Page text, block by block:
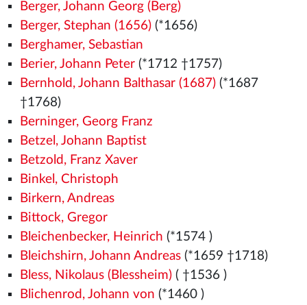
Berger, Johann Georg (Berg)
Berger, Stephan (1656)(*1656)
Berghamer, Sebastian
Berier, Johann Peter(*1712 †1757)
Bernhold, Johann Balthasar (1687)(*1687
†1768)
Berninger, Georg Franz
Betzel, Johann Baptist
Betzold, Franz Xaver
Binkel, Christoph
Birkern, Andreas
Bittock, Gregor
Bleichenbecker, Heinrich (*1574 )
Bleichshirn, Johann Andreas(*1659 †1718)
Bless, Nikolaus (Blessheim)( †1536 )
Blichenrod, Johann von (*1460 )